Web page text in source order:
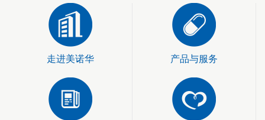
走进美诺华 产品与服务